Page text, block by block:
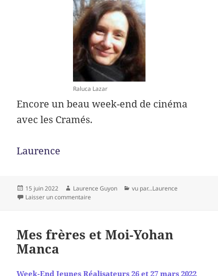
Raluca Lazar
Encore un beau week-end de cinéma
avec les Cramés.
Laurence
Publié
le
15 juin 2022 Auteur
Laurence Guyon Catégories
vu par...Laurence
Laisser un commentaire
Mes frères et Moi-Yohan
Manca
Week-End Jeunes Réalisateurs 26 et 27 mars 2022